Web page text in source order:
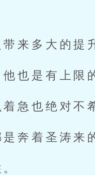
来多大的提
也是有上限
急也绝对不
奔着圣涛来